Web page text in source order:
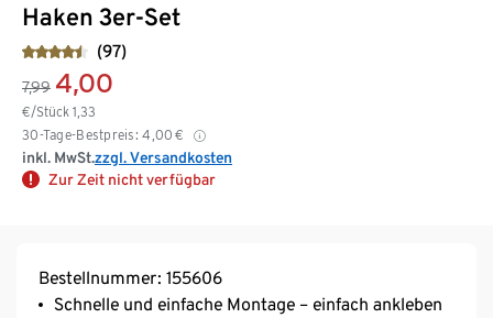
Haken 3er-Set
(97)
7,99 4,00
€/Stück 1,33
30-Tage-Bestpreis: 4,00 €
inkl. MwSt.zzgl. Versandkosten
Zur Zeit nicht verfügbar
Bestellnummer: 155606
Schnelle und einfache Montage – einfach ankleben